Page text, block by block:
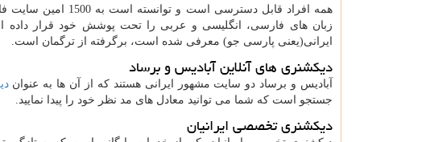
همه افراد قابل
زبان های فارسی، انگلیسی و عربی را تحت پوشش خود قرار
ایرانی(یعنی پارسی جو) معرفی شده است، برگرفته از ترگمان است.
دیکشنری های آنلاین آبادیس و برساد
آبادیس و برساد دو سایت مشهور ایرانی هستند که از آن ها به عنوان
جستجو است که شما می توانید معادل های مد نظر خود را پیدا نمایید.
دیکشنری تخصصی ایرانیان